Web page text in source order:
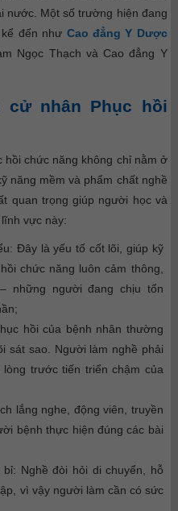
nước. Một số trường hiện đang
đến như Cao đẳng Y Dược
Ngọc Thạch và Cao đẳng Y
cử nhân Phục hồi
hồi chức năng không chỉ nằm ở
năng mềm và phẩm chất nghề
quan trọng giúp người học và
vực này:
Đây là yếu tố cốt lõi, giúp kỹ
chức năng luôn cảm thông,
những người đang chịu tổn
hồi của bệnh nhân thường
sát sao. Người làm nghề phải
trước tiến triển chậm của
lắng nghe, động viên, truyền
bệnh thực hiện đúng các bài
Nghề đòi hỏi di chuyển, hỗ
vì vậy người làm cần có sức